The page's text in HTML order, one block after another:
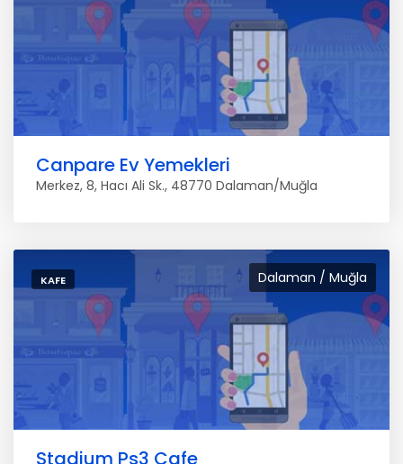
Canpare Ev Yemekleri
Merkez, 8, Hacı Ali Sk., 48770 Dalaman/Muğla
Dalaman / Muğla
KAFE
Stadium Ps3 Cafe